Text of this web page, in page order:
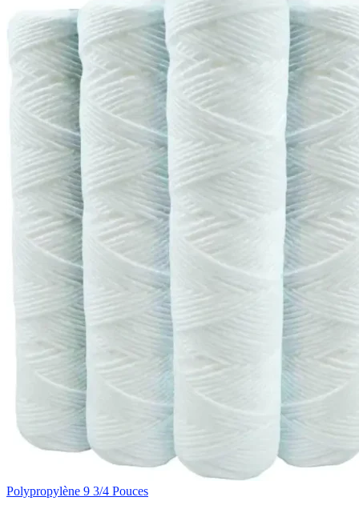
Polypropylène 9 3/4 Pouces